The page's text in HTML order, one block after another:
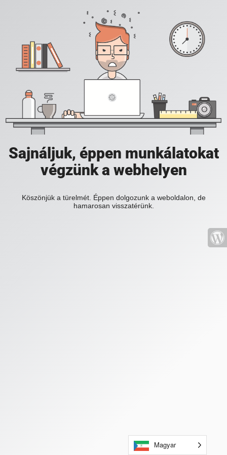
Sajnáljuk, éppen munkálatokat
végzünk a webhelyen
Köszönjük a türelmét. Éppen dolgozunk a weboldalon, de
hamarosan visszatérünk.
Magyar